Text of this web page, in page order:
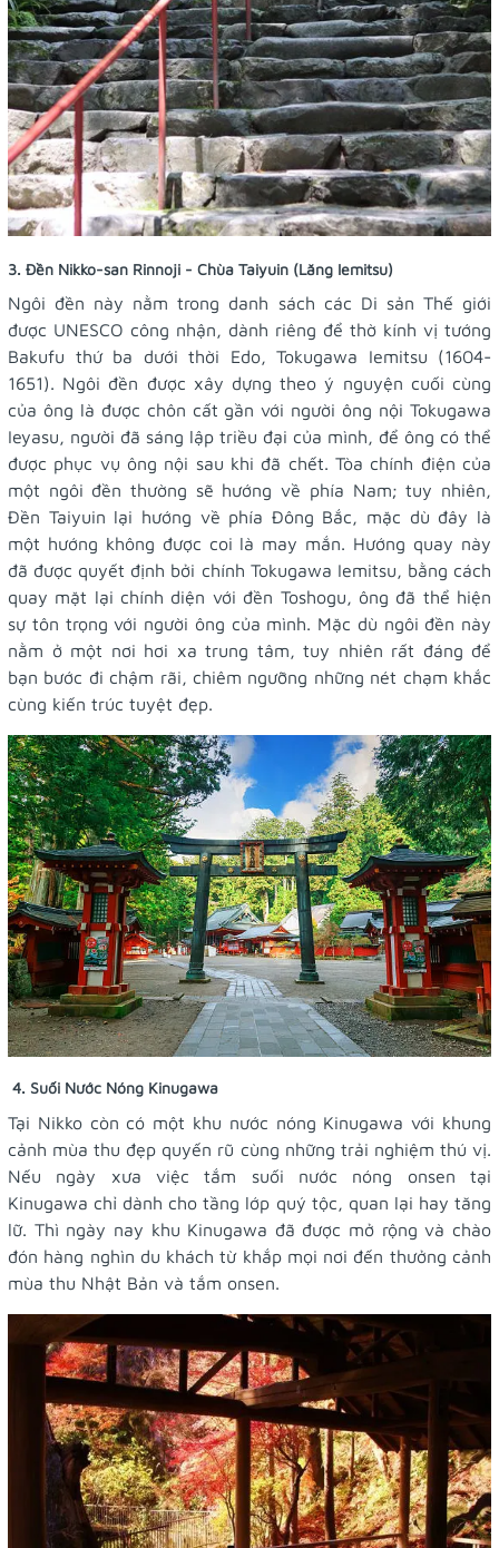
3. Đền Nikko-san Rinnoji - Chùa Taiyuin (Lăng Iemitsu)
Ngôi đền này nằm trong danh sách các Di sản Thế giới
được UNESCO công nhận, dành riêng để thờ kính vị tướng
Bakufu thứ ba dưới thời Edo, Tokugawa Iemitsu (1604-
1651). Ngôi đền được xây dựng theo ý nguyện cuối cùng
của ông là được chôn cất gần với người ông nội Tokugawa
Ieyasu, người đã sáng lập triều đại của mình, để ông có thể
được phục vụ ông nội sau khi đã chết. Tòa chính điện của
một ngôi đền thường sẽ hướng về phía Nam; tuy nhiên,
Đền Taiyuin lại hướng về phía Đông Bắc, mặc dù đây là
một hướng không được coi là may mắn. Hướng quay này
đã được quyết định bởi chính Tokugawa Iemitsu, bằng cách
quay mặt lại chính diện với đền Toshogu, ông đã thể hiện
sự tôn trọng với người ông của mình. Mặc dù ngôi đền này
nằm ở một nơi hơi xa trung tâm, tuy nhiên rất đáng để
bạn bước đi chậm rãi, chiêm ngưỡng những nét chạm khắc
cùng kiến trúc tuyệt đẹp.
4. Suối Nước Nóng Kinugawa
Tại Nikko còn có một khu nước nóng Kinugawa với khung
cảnh mùa thu đẹp quyến rũ cùng những trải nghiệm thú vị.
Nếu ngày xưa việc tắm suối nước nóng onsen tại
Kinugawa chỉ dành cho tầng lớp quý tộc, quan lại hay tăng
lữ. Thì ngày nay khu Kinugawa đã được mở rộng và chào
đón hàng nghìn du khách từ khắp mọi nơi đến thưởng cảnh
mùa thu Nhật Bản và tắm onsen.